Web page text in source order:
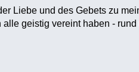
Liebe und des Gebets zu
geistig vereint haben - rund